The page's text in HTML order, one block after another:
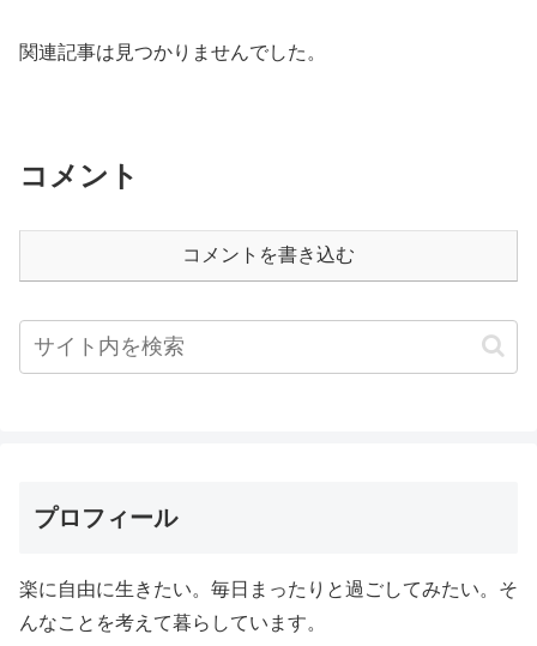
関連記事は見つかりませんでした。
コメント
コメントを書き込む
プロフィール
楽に自由に生きたい。毎日まったりと過ごしてみたい。そ
んなことを考えて暮らしています。